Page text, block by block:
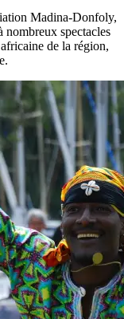
Madina-Donfoly,
nombreux spectacles
de la région,